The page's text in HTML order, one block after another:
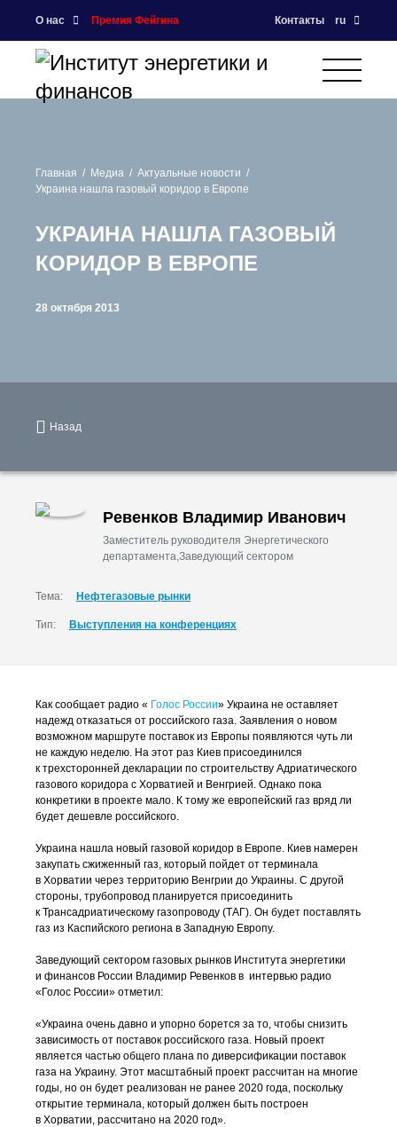
О нас Премия Фейгина Контакты ru
Главная Медиа
Актуальные новости
Украина нашла газовый коридор в Европе
УКРАИНА НАШЛА ГАЗОВЫЙ
КОРИДОР В ЕВРОПЕ
28 октября 2013
Назад
Ревенков Владимир Иванович
Заместитель руководителя Энергетического
департамента,Заведующий сектором
Тема: Нефтегазовые рынки
Тип: Выступления на конференциях
Как сообщает радио « Голос России» Украина не оставляет
надежд отказаться от российского газа. Заявления о новом
возможном маршруте поставок из Европы появляются чуть ли
не каждую неделю. На этот раз Киев присоединился
к трехсторонней декларации по строительству Адриатического
газового коридора с Хорватией и Венгрией. Однако пока
конкретики в проекте мало. К тому же европейский газ вряд ли
будет дешевле российского.
Украина нашла новый газовой коридор в Европе. Киев намерен
закупать сжиженный газ, который пойдет от терминала
в Хорватии через территорию Венгрии до Украины. С другой
стороны, трубопровод планируется присоединить
к Трансадриатическому газопроводу (ТАГ). Он будет поставлять
газ из Каспийского региона в Западную Европу.
Заведующий сектором газовых рынков Института энергетики
и финансов России Владимир Ревенков в интервью радио
«Голос России» отметил:
«Украина очень давно и упорно борется за то, чтобы снизить
зависимость от поставок российского газа. Новый проект
является частью общего плана по диверсификации поставок
газа на Украину. Этот масштабный проект рассчитан на многие
годы, но он будет реализован не ранее 2020 года, поскольку
открытие терминала, который должен быть построен
в Хорватии, рассчитано на 2020 год».